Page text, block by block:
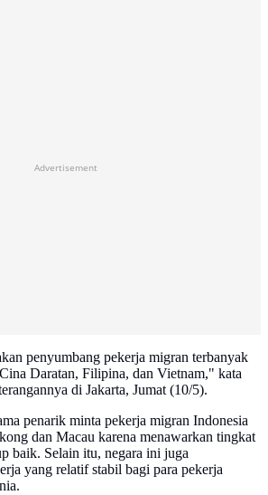
Advertisement
penyumbang pekerja migran terbanyak
Daratan, Filipina, dan Vietnam," kata
di Jakarta, Jumat (10/5).
penarik minta pekerja migran Indonesia
dan Macau karena menawarkan tingkat
baik. Selain itu, negara ini juga
yang relatif stabil bagi para pekerja